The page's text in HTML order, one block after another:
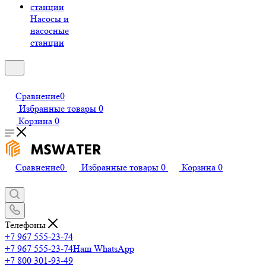
Насосы и
насосные
станции
Сравнение0
Избранные товары 0
Корзина 0
Сравнение0 Избранные товары 0 Корзина 0
Телефоны
+7 967 555-23-74
+7 967 555-23-74Наш WhatsApp
+7 800 301-93-49